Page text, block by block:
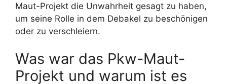
Maut-Projekt die Unwahrheit gesagt zu haben,
um seine Rolle in dem Debakel zu beschönigen
oder zu verschleiern.
Was war das Pkw-Maut-
Projekt und warum ist es